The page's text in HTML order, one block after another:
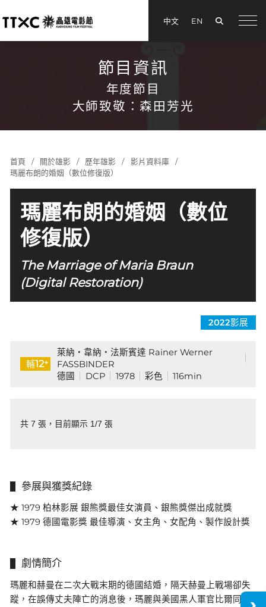
中文 EN
節目資訊
年度節目
大師致敬：森田芳光
首頁 關於雄影 歷年雄影
影片資料庫
瑪麗布朗的婚姻（數位修復版）
瑪麗布朗的婚姻（數位
修復版）
The Marriage of Maria Braun
(Digital Restoration)
2022影展
輔12+
萊納・韋納・法斯賓達 Rainer Werner
FASSBINDER
德國
DCP 1978 彩色 116min
共 7 張，目前顯示 1/7 張
參展與獲獎紀錄
★ 1979 柏林影展 銀熊獎最佳女演員、銀熊獎傑出成就獎
★ 1979 德國電影獎 最佳導演、女主角、女配角、製作設計獎
劇情簡介
瑪麗和赫曼在二次大戰末期的德國結婚，隔天赫曼上戰場卻失
蹤，在誤傳丈夫陣亡的消息後，瑪麗與美國黑人軍官比爾同